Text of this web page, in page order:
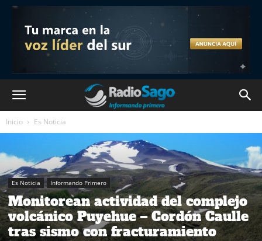
Inicio Es Noticia
Es Noticia Informando Primero
Monitorean actividad del complejo
volcánico Puyehue – Cordón Caulle
tras sismo con fracturamiento